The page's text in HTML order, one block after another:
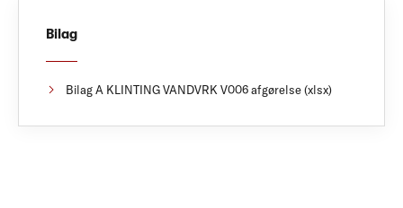
Bilag
Bilag A KLINTING VANDVRK V006 afgørelse (xlsx)